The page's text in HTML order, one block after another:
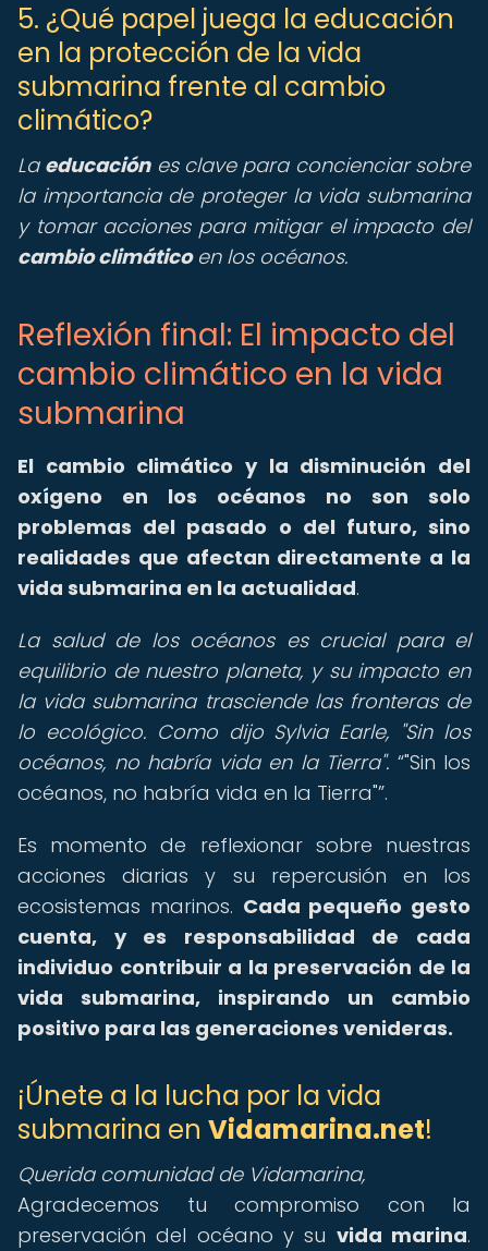
5. ¿Qué papel juega la educación
en la protección de la vida
submarina frente al cambio
climático?
La educaciónes clave para concienciar sobre
la importancia de proteger la vida submarina
y tomar acciones para mitigar el impacto del
cambio climáticoen los océanos.
Reflexión final: El impacto del
cambio climático en la vida
submarina
El cambio climático y la disminución del
oxígeno en los océanos no son solo
problemas del pasado o del futuro, sino
realidades que afectan directamente a la
vida submarina en la actualidad.
La salud de los océanos es crucial para el
equilibrio de nuestro planeta, y su impacto en
la vida submarina trasciende las fronteras de
lo ecológico. Como dijo Sylvia Earle, "Sin los
océanos, no habría vida en la Tierra". "Sin los
océanos, no habría vida en la Tierra" .
Es momento de reflexionar sobre nuestras
acciones diarias y su repercusión en los
ecosistemas marinos. Cada pequeño gesto
cuenta, y es responsabilidad de cada
individuo contribuir a la preservación de la
vida submarina, inspirando un cambio
positivo para las generaciones venideras.
¡Únete a la lucha por la vida
submarina en Vidamarina.net!
Querida comunidad de Vidamarina,
Agradecemos tu compromiso con la
preservación del océano y su vida marina.